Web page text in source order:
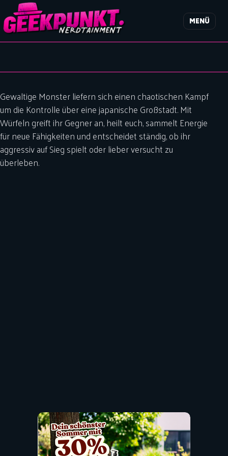
MENÜ
Gewaltige Monster liefern sich einen chaotischen Kampf
um die Kontrolle über eine japanische Großstadt. Mit
Würfeln greift ihr Gegner an, heilt euch, sammelt Energie
für neue Fähigkeiten und entscheidet ständig, ob ihr
aggressiv auf Sieg spielt oder lieber versucht zu
überleben.